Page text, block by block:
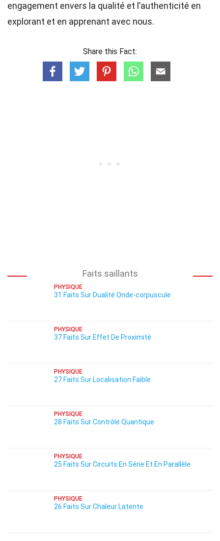
engagement envers la qualité et l’authenticité en
explorant et en apprenant avec nous.
Share this Fact:
Faits saillants
PHYSIQUE
31 Faits Sur Dualité Onde-corpuscule
PHYSIQUE
37 Faits Sur Effet De Proximité
PHYSIQUE
27 Faits Sur Localisation Faible
PHYSIQUE
28 Faits Sur Contrôle Quantique
PHYSIQUE
25 Faits Sur Circuits En Série Et En Parallèle
PHYSIQUE
26 Faits Sur Chaleur Latente